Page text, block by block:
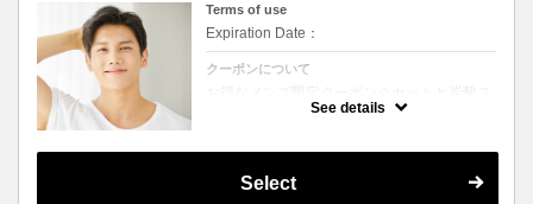
Terms of use
Expiration Date：
クーポンについて
See details
Select